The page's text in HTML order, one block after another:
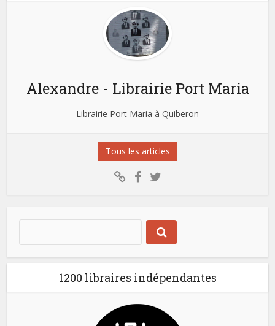
Alexandre - Librairie Port Maria
Librairie Port Maria à Quiberon
Tous les articles
1200 libraires indépendantes